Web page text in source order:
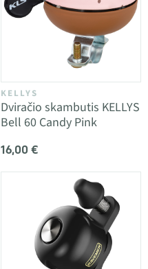
KELLYS
Dviračio skambutis KELLYS
Bell 60 Candy Pink
16,00 €